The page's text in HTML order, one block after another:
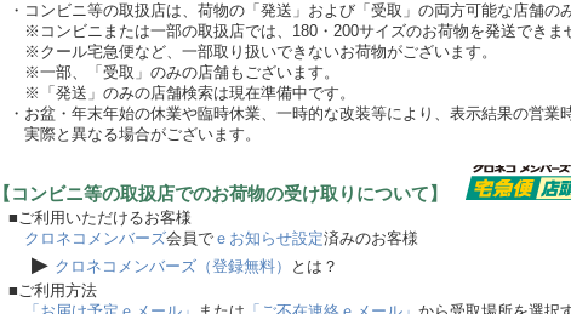
・コンビニ等の取扱店は、荷物の「発送」および「受取」の両方可能な店舗の
※コンビニまたは一部の取扱店では、180・200サイズのお荷物を発送できま
※クール宅急便など、一部取り扱いできないお荷物がございます。
※一部、「受取」のみの店舗もございます。
※「発送」のみの店舗検索は現在準備中です。
・お盆・年末年始の休業や臨時休業、一時的な改装等により、表示結果の営業
実際と異なる場合がございます。
【コンビニ等の取扱店でのお荷物の受け取りについて】
■ご利用いただけるお客様
クロネコメンバーズ会員で ｅお知らせ設定済みのお客様
▶ クロネコメンバーズ（登録無料）
とは？
■ご利用方法